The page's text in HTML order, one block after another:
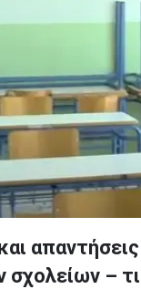
απαντήσεις
σχολείων – τι